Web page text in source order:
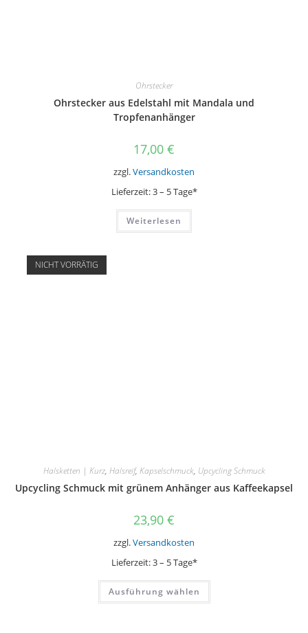
Ohrstecker
Ohrstecker aus Edelstahl mit Mandala und
Tropfenanhänger
17,00 €
zzgl.Versandkosten
Lieferzeit:3 – 5 Tage*
Weiterlesen
NICHT VORRÄTIG
Halsketten | Kurz, Halsreif, Kapselschmuck, Upcycling Schmuck
Upcycling Schmuck mit grünem Anhänger aus Kaffeekapsel
23,90 €
zzgl.Versandkosten
Lieferzeit:3 – 5 Tage*
Ausführung wählen
Dieses
weist